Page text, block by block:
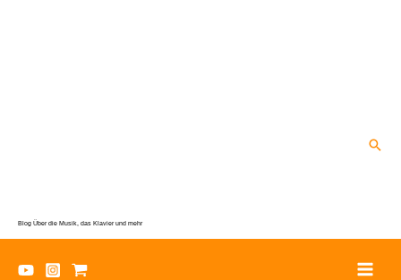
Blog Über die Musik, das Klavier und mehr